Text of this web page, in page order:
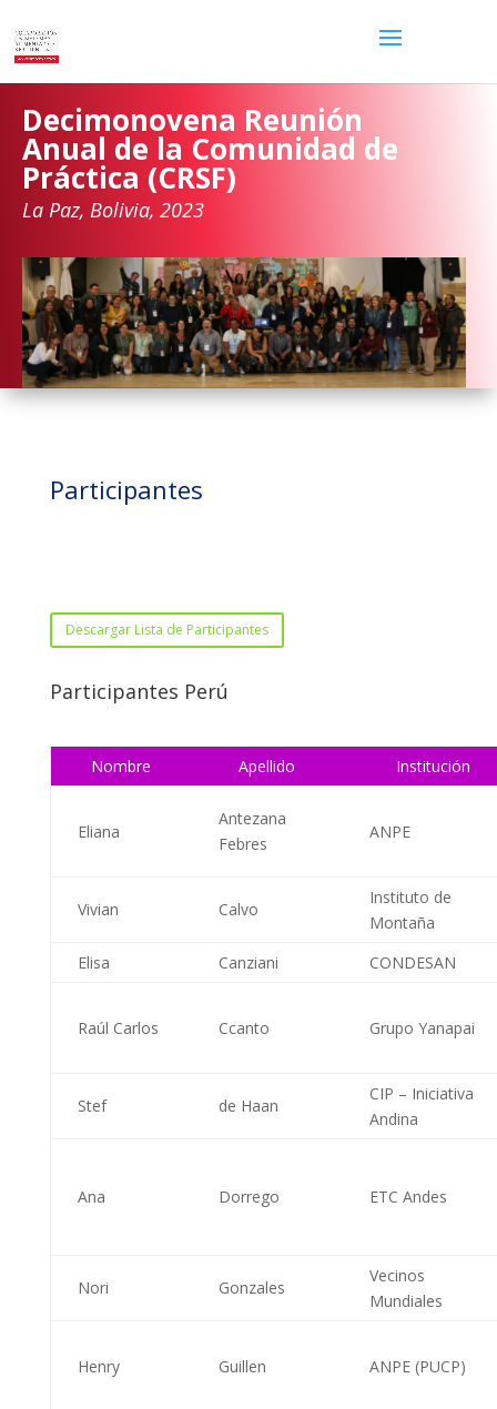
Decimonovena Reunión
Anual de la Comunidad de
Práctica (CRSF)
La Paz, Bolivia, 2023
Participantes
Descargar Lista de Participantes
Participantes Perú
Nombre Apellido Institución
Eliana
Antezana
Febres
ANPE
Vivian Calvo
Instituto de
Montaña
Elisa
Canziani CONDESAN
Raúl Carlos Ccanto Grupo Yanapai
Stef de Haan
CIP – Iniciativa
Andina
Ana Dorrego ETC Andes
Nori Gonzales
Vecinos
Mundiales
Henry Guillen ANPE (PUCP)